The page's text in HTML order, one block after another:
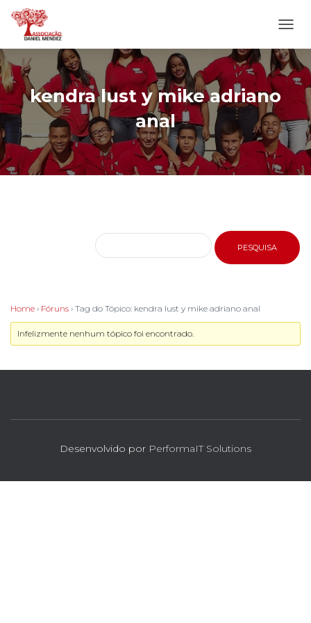
kendra lust y mike adriano
anal
Home › Fóruns › Tag do Tópico: kendra lust y mike adriano anal
Infelizmente nenhum tópico foi encontrado.
Desenvolvido por PerformaIT Solutions